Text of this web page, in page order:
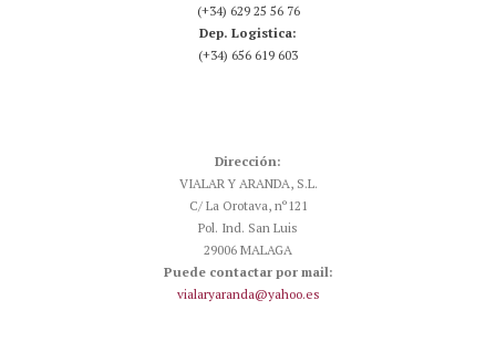
(+34) 629 25 56 76
Dep. Logistica:
(+34) 656 619 603
Dirección:
VIALAR Y ARANDA, S.L.
C/ La Orotava, nº121
Pol. Ind. San Luis
29006 MALAGA
Puede contactar por mail:
vialaryaranda@yahoo.es